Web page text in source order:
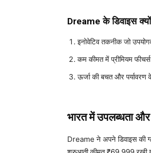
Dreame के डिवाइस
इनोवेटिव तकनीक जो
कम कीमत में प्रीमियम
ऊर्जा की बचत और
भारत में उपलब्धता
Dreame ने अपने डिवाइस की